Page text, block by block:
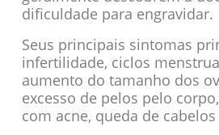
dificuldade para engravidar.
Seus principais sintomas
infertilidade, ciclos
aumento do tamanho dos
excesso de pelos pelo
com acne, queda de